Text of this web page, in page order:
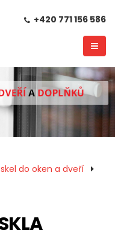
+420 771 156 586
do oken a dveří